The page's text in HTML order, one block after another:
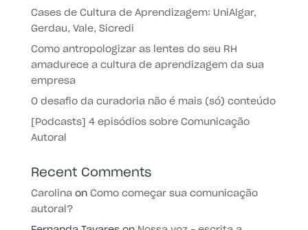
Cases de Cultura de Aprendizagem: UniAlgar,
Gerdau, Vale, Sicredi
Como antropologizar as lentes do seu RH
amadurece a cultura de aprendizagem da sua
empresa
O desafio da curadoria não é mais (só) conteúdo
[Podcasts] 4 episódios sobre Comunicação
Autoral
Recent Comments
Carolina on Como começar sua comunicação
autoral?